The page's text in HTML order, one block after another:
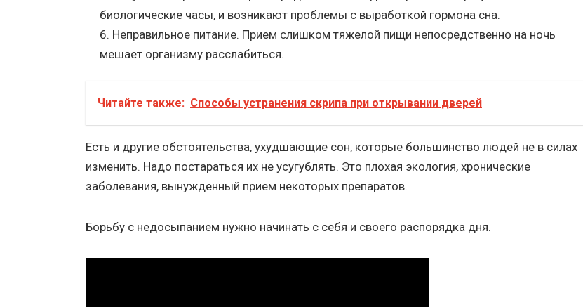
биологические часы, и возникают проблемы с выработкой гормона сна.
Неправильное питание. Прием слишком тяжелой пищи непосредственно на ночь
мешает организму расслабиться.
Читайте также: Способы устранения скрипа при открывании дверей
Есть и другие обстоятельства, ухудшающие сон, которые большинство людей не в силах
изменить. Надо постараться их не усугублять. Это плохая экология, хронические
заболевания, вынужденный прием некоторых препаратов.
Борьбу с недосыпанием нужно начинать с себя и своего распорядка дня.